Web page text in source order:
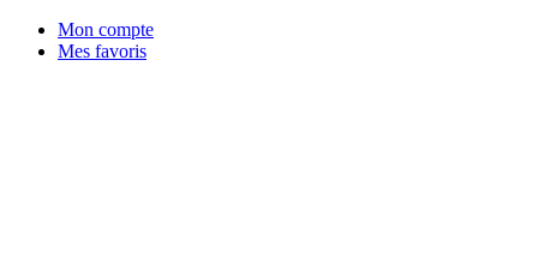
Mon compte
Mes favoris